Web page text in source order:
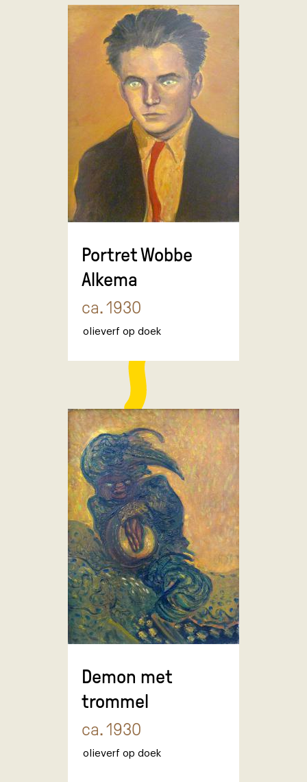
Portret Wobbe
Alkema
ca. 1930
olieverf op doek
Demon met
trommel
ca. 1930
olieverf op doek